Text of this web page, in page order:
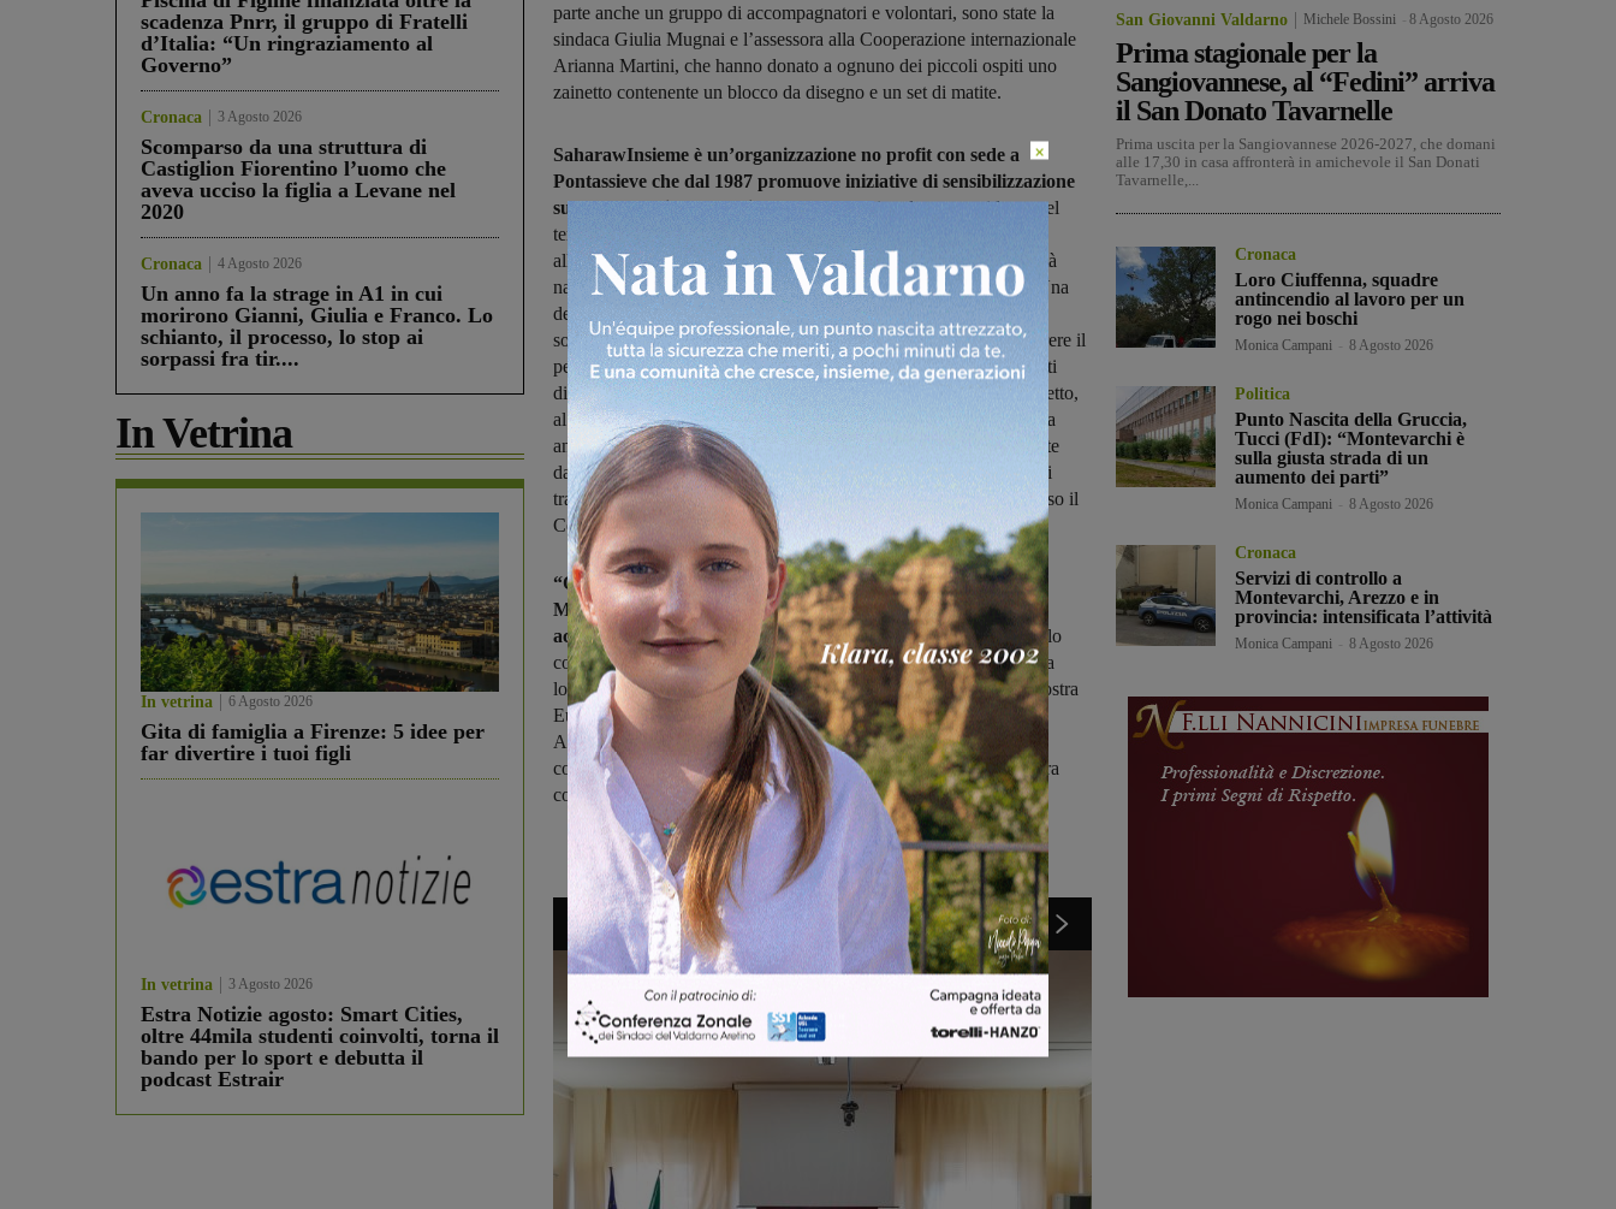
scadenza Pnrr, il gruppo di Fratelli
d’Italia: “Un ringraziamento al
Governo”
Cronaca 3 Agosto 2026
Scomparso da una struttura di
Castiglion Fiorentino l’uomo che
aveva ucciso la figlia a Levane nel
2020
Cronaca 4 Agosto 2026
Un anno fa la strage in A1 in cui
morirono Gianni, Giulia e Franco. Lo
schianto, il processo, lo stop ai
sorpassi fra tir....
In Vetrina
In vetrina 6 Agosto 2026
Gita di famiglia a Firenze: 5 idee per
far divertire i tuoi figli
In vetrina 3 Agosto 2026
Estra Notizie agosto: Smart Cities,
oltre 44mila studenti coinvolti, torna il
bando per lo sport e debutta il
podcast Estrair
parte anche un gruppo di accompagnatori e volontari, sono state la
sindaca Giulia Mugnai e l’assessora alla Cooperazione internazionale
Arianna Martini, che hanno donato a ognuno dei piccoli ospiti uno
zainetto contenente un blocco da disegno e un set di matite.
SaharawInsieme è un’organizzazione no profit con sede a
Pontassieve che dal 1987 promuove iniziative di sensibilizzazione
sulla causa dei Saharawi, il popolo tradizionalmente residente nel
territorio del Sahara Occidentale che dal 1975, in seguito
all’occupazione militare da parte del Marocco, aspira alla sovranità
nazionale e al completo riconoscimento a livello internazionale. Una
delle attività promosse da SaharawInsieme è appunto quella dei
soggiorni estivi per i bambini Saharawi, che possono così trascorrere il
periodo più caldo dell’anno lontano dal deserto, conoscere contesti
diversi da quello di origine e sottoporsi a controlli sanitari. Il progetto,
al quale anche il Comune di Figline e Incisa Valdarno collabora da
anni, è stato riattivato dopo le sospensioni del 2020 e 2021 imposte
dalla pandemia. Dopo l’incontro in municipio, oggi i piccoli ospiti
trascorreranno una giornata di relax e divertimento in piscina presso il
Centro culturale storico agricolo Perlamora di Figline.
“Quello dei bambini Saharawi – ha commentato l’assessora
Martini – è un messaggio di pace universale che vogliamo
accogliere e fare nostro.
Oggi più che mai, i racconti di un popolo
costretto a subire l’occupazione militare di un esercito straniero e a
lottare per la propria autodeterminazione risuonano anche nella nostra
Europa che credevamo lontana dalle guerre. Ringraziamo, come
Amministrazione, l’associazione SaharawInsieme per l’impegno
costante nel tenere vivo il legame di vicinanza e affetto tra la nostra
comunità e il popolo Saharawi”.
1di 6
San Giovanni Valdarno Michele Bossini 8 Agosto 2026
Prima stagionale per la
Sangiovannese, al “Fedini” arriva
il San Donato Tavarnelle
Prima uscita per la Sangiovannese 2026-2027, che domani
alle 17,30 in casa affronterà in amichevole il San Donati
Tavarnelle,...
Cronaca
Loro Ciuffenna, squadre
antincendio al lavoro per un
rogo nei boschi
Monica Campani 8 Agosto 2026
Politica
Punto Nascita della Gruccia,
Tucci (FdI): “Montevarchi è
sulla giusta strada di un
aumento dei parti”
Monica Campani 8 Agosto 2026
Cronaca
Servizi di controllo a
Montevarchi, Arezzo e in
provincia: intensificata l’attività
Monica Campani 8 Agosto 2026
×